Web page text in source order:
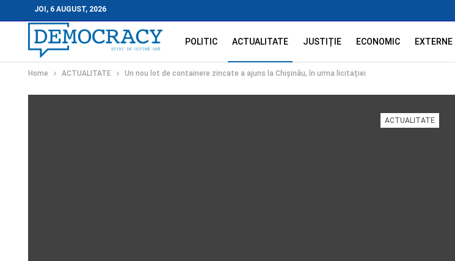
JOI, 6 AUGUST, 2026
POLITIC ACTUALITATE JUSTIȚIE ECONOMIC EXTERNE
Home ACTUALITATE Un nou lot de containere zincate a ajuns la Chișinău, în urma licitației
ACTUALITATE